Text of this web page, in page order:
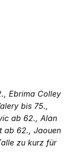
Ebrima Colley
bis 75.,
ab 62., Alan
ab 62., Jaouen
zu kurz für